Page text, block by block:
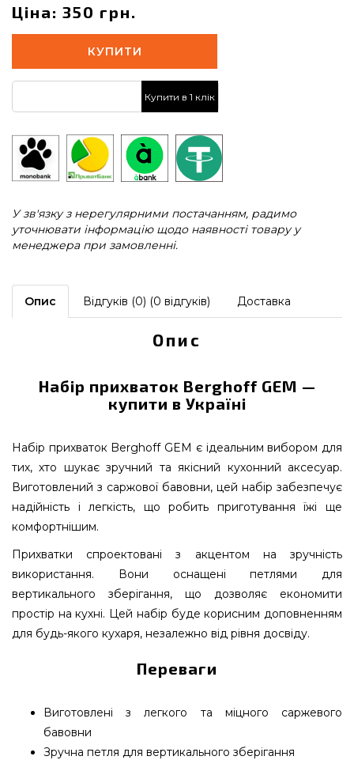
Ціна: 350 грн.
КУПИТИ
Купити в 1 клік
У зв'язку з нерегулярними постачанням, радимо
уточнювати інформацію щодо наявності товару у
менеджера при замовленні.
Опис Відгуків (0) (0 відгуків) Доставка
Опис
Набір прихваток Berghoff GEM —
купити в Україні
Набір прихваток Berghoff GEM є ідеальним вибором для
тих, хто шукає зручний та якісний кухонний аксесуар.
Виготовлений з саржової бавовни, цей набір забезпечує
надійність і легкість, що робить приготування їжі ще
комфортнішим.
Прихватки спроектовані з акцентом на зручність
використання. Вони оснащені петлями для
вертикального зберігання, що дозволяє економити
простір на кухні. Цей набір буде корисним доповненням
для будь-якого кухаря, незалежно від рівня досвіду.
Переваги
Виготовлені з легкого та міцного саржевого
бавовни
Зручна петля для вертикального зберігання